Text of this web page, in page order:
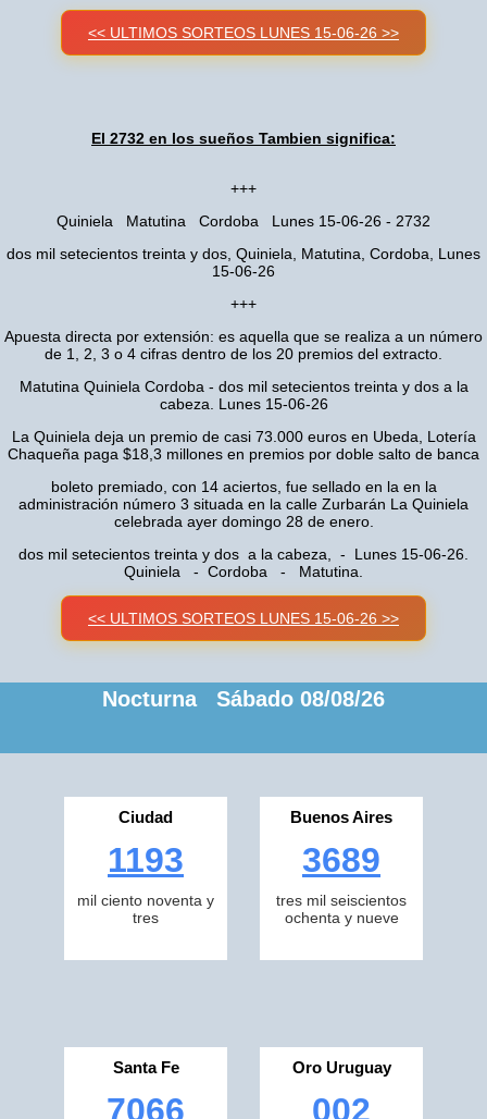
<< ULTIMOS SORTEOS LUNES 15-06-26 >>
El 2732 en los sueños Tambien significa:
+++
Quiniela Matutina Cordoba Lunes 15-06-26 - 2732
dos mil setecientos treinta y dos, Quiniela, Matutina, Cordoba, Lunes
15-06-26
+++
Apuesta directa por extensión: es aquella que se realiza a un número
de 1, 2, 3 o 4 cifras dentro de los 20 premios del extracto.
Matutina Quiniela Cordoba - dos mil setecientos treinta y dos a la
cabeza. Lunes 15-06-26
La Quiniela deja un premio de casi 73.000 euros en Ubeda, Lotería
Chaqueña paga $18,3 millones en premios por doble salto de banca
boleto premiado, con 14 aciertos, fue sellado en la en la
administración número 3 situada en la calle Zurbarán La Quiniela
celebrada ayer domingo 28 de enero.
dos mil setecientos treinta y dos a la cabeza, - Lunes 15-06-26.
Quiniela - Cordoba - Matutina.
<< ULTIMOS SORTEOS LUNES 15-06-26 >>
Nocturna Sábado 08/08/26
Ciudad
1193
mil ciento noventa y
tres
Buenos Aires
3689
tres mil seiscientos
ochenta y nueve
Santa Fe
7066
Oro Uruguay
002